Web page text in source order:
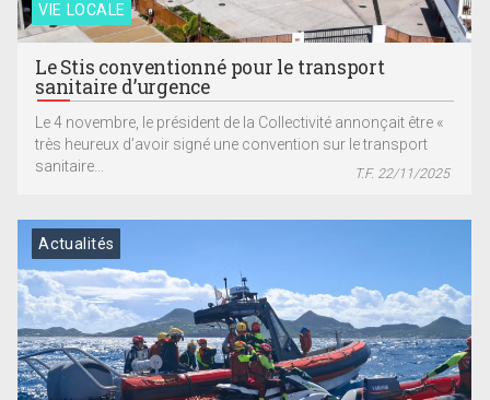
VIE LOCALE
Le Stis conventionné pour le transport
sanitaire d’urgence
Le 4 novembre, le président de la Collectivité annonçait être «
très heureux d’avoir signé une convention sur le transport
sanitaire...
T.F. 22/11/2025
Actualités